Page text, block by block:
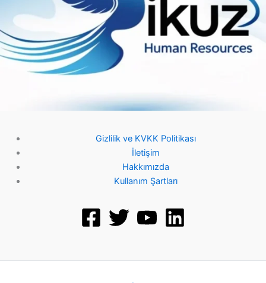
Gizlilik ve KVKK Politikası
İletişim
Hakkımızda
Kullanım Şartları